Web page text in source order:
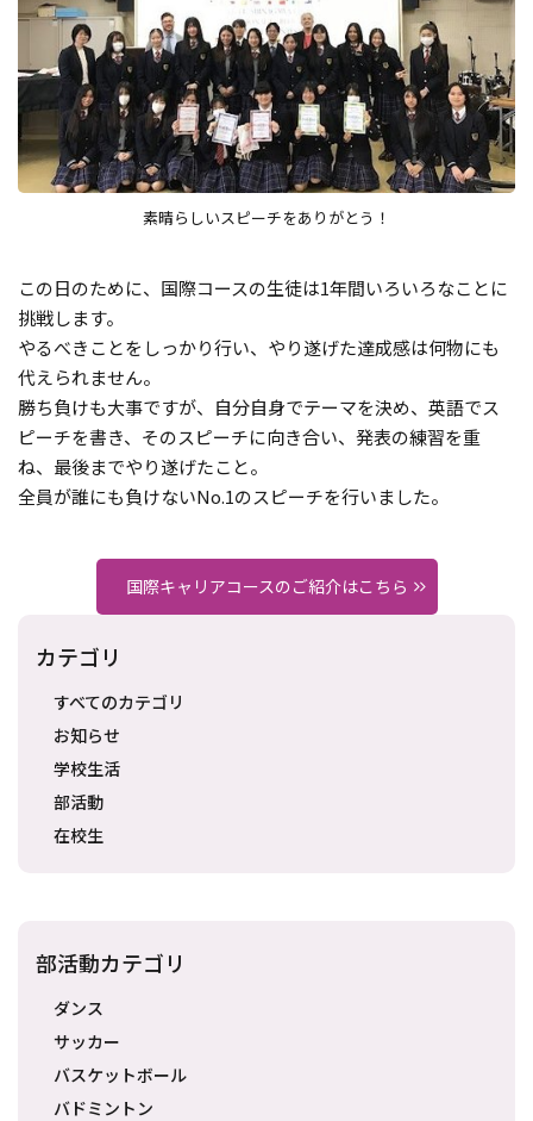
この日のために、国際コースの生徒は1年間いろいろなことに
挑戦します。
やるべきことをしっかり行い、やり遂げた達成感は何物にも
代えられません。
勝ち負けも大事ですが、自分自身でテーマを決め、英語でス
ピーチを書き、そのスピーチに向き合い、発表の練習を重
ね、最後までやり遂げたこと。
全員が誰にも負けないNo.1のスピーチを行いました。
素晴らしいスピーチをありがとう！
国際キャリアコースのご紹介はこちら
カテゴリ
すべてのカテゴリ
お知らせ
学校生活
部活動
在校生
部活動カテゴリ
ダンス
サッカー
バスケットボール
バドミントン